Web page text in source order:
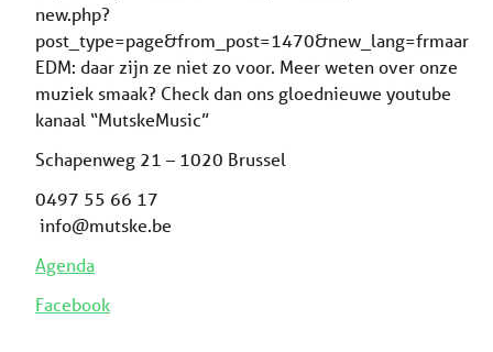
new.php?
post_type=page&from_post=1470&new_lang=frmaar
EDM: daar zijn ze niet zo voor. Meer weten over onze
muziek smaak? Check dan ons gloednieuwe youtube
kanaal “MutskeMusic”
Schapenweg 21 – 1020 Brussel
0497 55 66 17
info@mutske.be
Agenda
Facebook